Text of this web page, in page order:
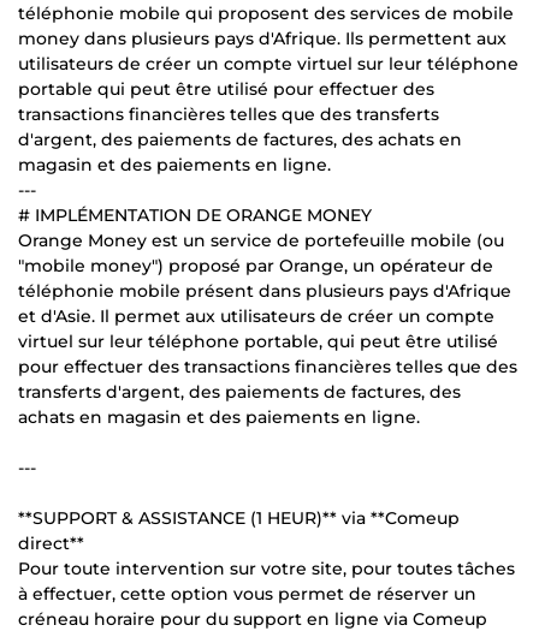
téléphonie mobile qui proposent des services de mobile
money dans plusieurs pays d'Afrique. Ils permettent aux
utilisateurs de créer un compte virtuel sur leur téléphone
portable qui peut être utilisé pour effectuer des
transactions financières telles que des transferts
d'argent, des paiements de factures, des achats en
magasin et des paiements en ligne.
---
# IMPLÉMENTATION DE ORANGE MONEY
Orange Money est un service de portefeuille mobile (ou
"mobile money") proposé par Orange, un opérateur de
téléphonie mobile présent dans plusieurs pays d'Afrique
et d'Asie. Il permet aux utilisateurs de créer un compte
virtuel sur leur téléphone portable, qui peut être utilisé
pour effectuer des transactions financières telles que des
transferts d'argent, des paiements de factures, des
achats en magasin et des paiements en ligne.
---
**SUPPORT & ASSISTANCE (1 HEUR)** via **Comeup
direct**
Pour toute intervention sur votre site, pour toutes tâches
à effectuer, cette option vous permet de réserver un
créneau horaire pour du support en ligne via Comeup